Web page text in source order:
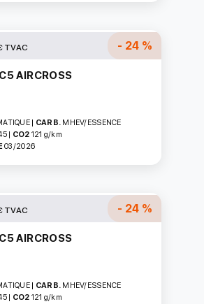
TVAC - 24 %
AIRCROSS
| CARB. MHEV/ESSENCE
| CO2 121 g/km
03/2026
TVAC - 24 %
AIRCROSS
| CARB. MHEV/ESSENCE
| CO2 121 g/km